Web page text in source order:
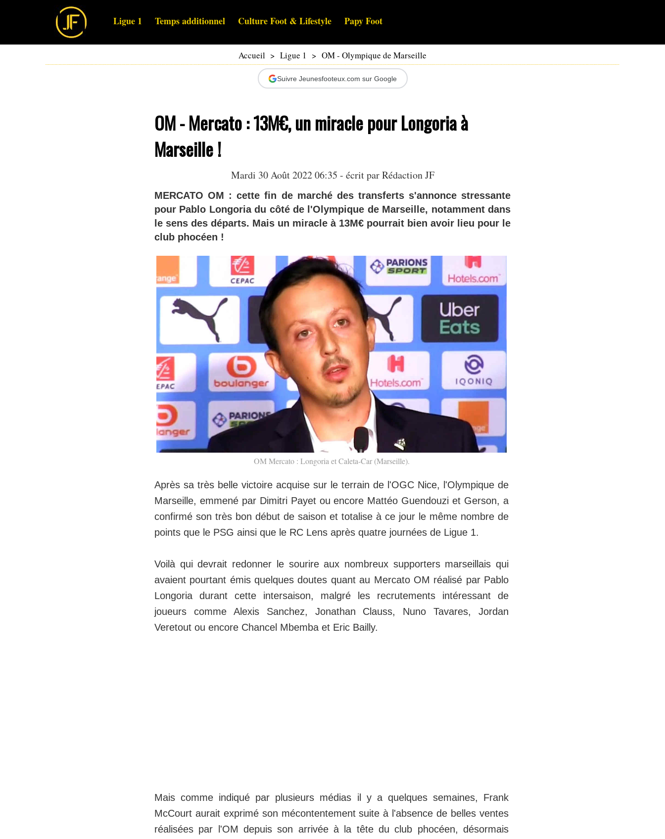
Ligue 1 Temps additionnel Culture Foot & Lifestyle Papy Foot
Accueil > Ligue 1 > OM - Olympique de Marseille
Suivre Jeunesfooteux.com sur Google
OM - Mercato : 13M€, un miracle pour Longoria à
Marseille !
Mardi 30 Août 2022 06:35 - écrit par Rédaction JF
MERCATO OM : cette fin de marché des transferts s'annonce stressante
pour Pablo Longoria du côté de l'Olympique de Marseille, notamment dans
le sens des départs. Mais un miracle à 13M€ pourrait bien avoir lieu pour le
club phocéen !
OM Mercato : Longoria et Caleta-Car (Marseille).
Après sa très belle victoire acquise sur le terrain de l'OGC Nice, l'Olympique de
Marseille, emmené par Dimitri Payet ou encore Mattéo Guendouzi et Gerson, a
confirmé son très bon début de saison et totalise à ce jour le même nombre de
points que le PSG ainsi que le RC Lens après quatre journées de Ligue 1.
Voilà qui devrait redonner le sourire aux nombreux supporters marseillais qui
avaient pourtant émis quelques doutes quant au Mercato OM réalisé par Pablo
Longoria durant cette intersaison, malgré les recrutements intéressant de
joueurs comme Alexis Sanchez, Jonathan Clauss, Nuno Tavares, Jordan
Veretout ou encore Chancel Mbemba et Eric Bailly.
Mais comme indiqué par plusieurs médias il y a quelques semaines, Frank
McCourt aurait exprimé son mécontentement suite à l'absence de belles ventes
réalisées par l'OM depuis son arrivée à la tête du club phocéen, désormais